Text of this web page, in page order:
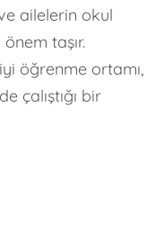
ailelerin okul
taşır.
öğrenme ortamı,
çalıştığı bir